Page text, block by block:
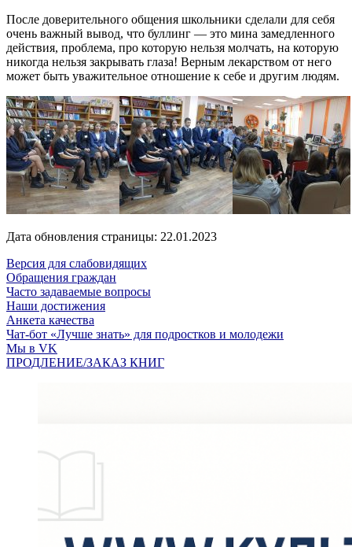
После доверительного общения школьники сделали для себя
очень важный вывод, что буллинг — это мина замедленного
действия, проблема, про которую нельзя молчать, на которую
никогда нельзя закрывать глаза! Верным лекарством от него
может быть уважительное отношение к себе и другим людям.
Дата обновления страницы: 22.01.2023
Версия для слабовидящих
Обращения граждан
Часто задаваемые вопросы
Наши достижения
Анкета качества
Чат-бот «Лучше знать» для подростков и молодежи
Мы в VK
ПРОДЛЕНИЕ/ЗАКАЗ КНИГ